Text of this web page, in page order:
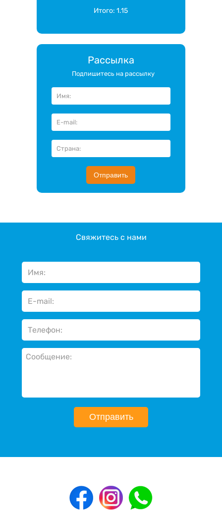
Итого:1.15
Рассылка
Подпишитесь на рассылку
Отправить
Свяжитесь с нами
Отправить